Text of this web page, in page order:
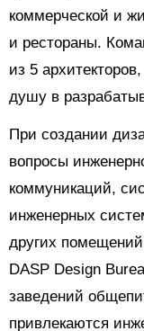
коммерческой и
и рестораны.
из 5
душу в
При создании
вопросы
коммуникаций,
инженерных
других
DASP Design
заведений
привлекаются